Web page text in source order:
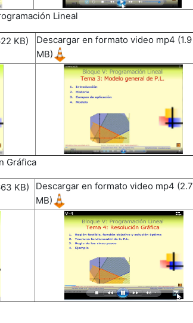
Lineal
KB)
Descargar en formato video mp4 (1.9
MB)
Gráfica
KB)
Descargar en formato video mp4 (2.7
MB)